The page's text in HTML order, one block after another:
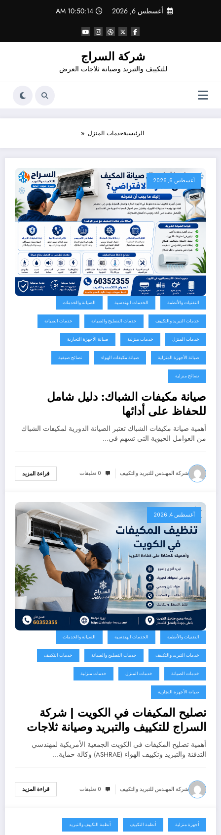
أغسطس 6, 2026 10:50:15 AM
شركة السراج
للتكييف والتبريد وصيانة ثلاجات العرض
الرئيسيةخدمات المنزل
أغسطس 6, 2026
التقنيات والأنظمة الخدمات الهندسية الصيانة والخدمات
خدمات التبريد والتكييف خدمات التصليح والصيانة خدمات الصيانة
خدمات المنزل خدمات منزلية صيانة الأجهزة التجارية
صيانة الأجهزة المنزلية صيانة مكيفات الهواء نصائح صيفية
نصائح منزلية
صيانة مكيفات الشباك: دليل شامل
للحفاظ على أدائها
أهمية صيانة مكيفات الشباك تعتبر الصيانة الدورية لمكيفات الشباك
من العوامل الحيوية التي تسهم في…
شركة المهندس للتبريد والتكييف 0 تعليقات قراءة المزيد
أغسطس 4, 2026
التقنيات والأنظمة الخدمات الهندسية الصيانة والخدمات
خدمات التبريد والتكييف خدمات التصليح والصيانة خدمات التكييف
خدمات الصيانة خدمات المنزل خدمات منزلية
صيانة الأجهزة التجارية
تصليح المكيفات في الكويت | شركة
السراج للتكييف والتبريد وصيانة ثلاجات
العرض
أهمية تصليح المكيفات في الكويت الجمعية الأمريكية لمهندسي
التدفئة والتبريد وتكييف الهواء (ASHRAE) وكالة حماية…
شركة المهندس للتبريد والتكييف 0 تعليقات قراءة المزيد
أغسطس 3, 2026
أجهزة منزلية أنظمة التكييف أنظمة التكييف والتبريد